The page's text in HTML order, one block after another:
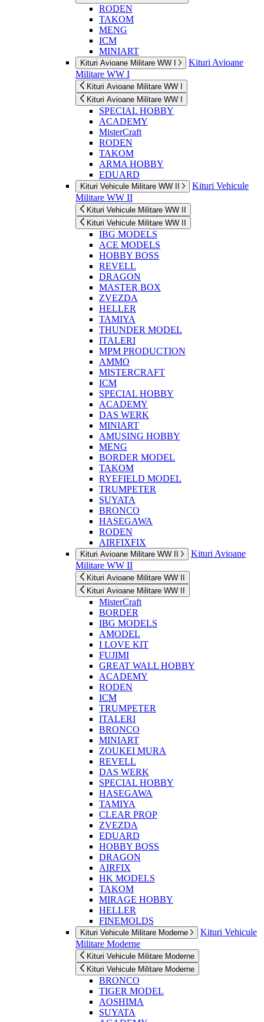
RODEN
TAKOM
MENG
ICM
MINIART
Kituri Avioane Militare WW I
Kituri Avioane
Militare WW I
Kituri Avioane Militare WW I
Kituri Avioane Militare WW I
SPECIAL HOBBY
ACADEMY
MisterCraft
RODEN
TAKOM
ARMA HOBBY
EDUARD
Kituri Vehicule Militare WW II
Kituri Vehicule
Militare WW II
Kituri Vehicule Militare WW II
Kituri Vehicule Militare WW II
IBG MODELS
ACE MODELS
HOBBY BOSS
REVELL
DRAGON
MASTER BOX
ZVEZDA
HELLER
TAMIYA
THUNDER MODEL
ITALERI
MPM PRODUCTION
AMMO
MISTERCRAFT
ICM
SPECIAL HOBBY
ACADEMY
DAS WERK
MINIART
AMUSING HOBBY
MENG
BORDER MODEL
TAKOM
RYEFIELD MODEL
TRUMPETER
SUYATA
BRONCO
HASEGAWA
RODEN
AIRFIXFIX
Kituri Avioane Militare WW II
Kituri Avioane
Militare WW II
Kituri Avioane Militare WW II
Kituri Avioane Militare WW II
MisterCraft
BORDER
IBG MODELS
AMODEL
I LOVE KIT
FUJIMI
GREAT WALL HOBBY
ACADEMY
RODEN
ICM
TRUMPETER
ITALERI
BRONCO
MINIART
ZOUKEI MURA
REVELL
DAS WERK
SPECIAL HOBBY
HASEGAWA
TAMIYA
CLEAR PROP
ZVEZDA
EDUARD
HOBBY BOSS
DRAGON
AIRFIX
HK MODELS
TAKOM
MIRAGE HOBBY
HELLER
FINEMOLDS
Kituri Vehicule Militare Moderne
Kituri Vehicule
Militare Moderne
Kituri Vehicule Militare Moderne
Kituri Vehicule Militare Moderne
BRONCO
TIGER MODEL
AOSHIMA
SUYATA